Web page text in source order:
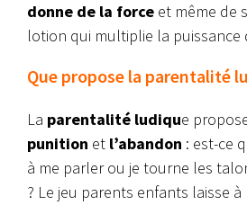
donne de la force et même de
lotion qui multiplie la puissance
Que propose la parentalité
La parentalité ludique
punition et l’abandon : est-ce
à me parler ou je tourne les
? Le jeu parents enfants laisse à